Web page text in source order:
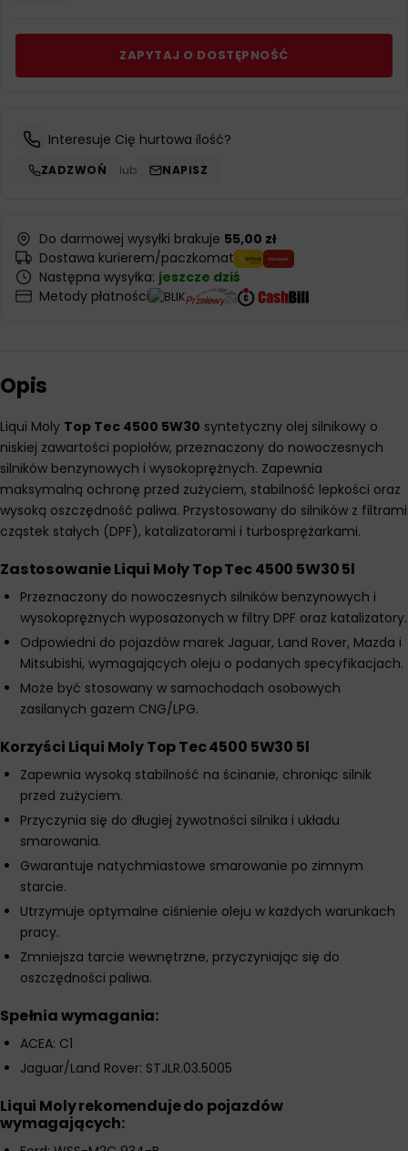
ZAPYTAJ O DOSTĘPNOŚĆ
Interesuje Cię hurtowa ilość?
ZADZWOŃ lub NAPISZ
Do darmowej wysyłki brakuje 55,00 zł
Dostawa kurierem/paczkomat
Następna wysyłka: jeszcze dziś
Metody płatności
Opis
Liqui Moly Top Tec 4500 5W30 syntetyczny olej silnikowy o
niskiej zawartości popiołów, przeznaczony do nowoczesnych
silników benzynowych i wysokoprężnych. Zapewnia
maksymalną ochronę przed zużyciem, stabilność lepkości oraz
wysoką oszczędność paliwa. Przystosowany do silników z filtrami
cząstek stałych (DPF), katalizatorami i turbosprężarkami.
Zastosowanie Liqui Moly Top Tec 4500 5W30 5l
Przeznaczony do nowoczesnych silników benzynowych i
wysokoprężnych wyposażonych w filtry DPF oraz katalizatory.
Odpowiedni do pojazdów marek Jaguar, Land Rover, Mazda i
Mitsubishi, wymagających oleju o podanych specyfikacjach.
Może być stosowany w samochodach osobowych
zasilanych gazem CNG/LPG.
Korzyści Liqui Moly Top Tec 4500 5W30 5l
Zapewnia wysoką stabilność na ścinanie, chroniąc silnik
przed zużyciem.
Przyczynia się do długiej żywotności silnika i układu
smarowania.
Gwarantuje natychmiastowe smarowanie po zimnym
starcie.
Utrzymuje optymalne ciśnienie oleju w każdych warunkach
pracy.
Zmniejsza tarcie wewnętrzne, przyczyniając się do
oszczędności paliwa.
Spełnia wymagania:
ACEA: C1
Jaguar/Land Rover: STJLR.03.5005
Liqui Moly rekomenduje do pojazdów
wymagających: